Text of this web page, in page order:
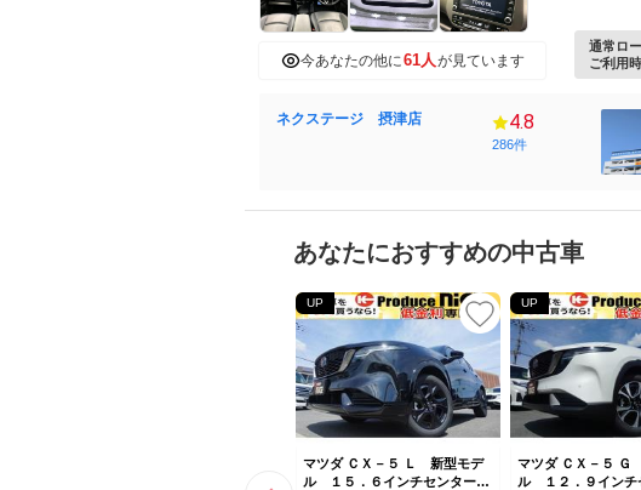
今あなたの他に61人が見ています
通常ロ
ご利用時
ネクステージ 摂津店 4.8
286件
あなたにおすすめの中古車
UP
マツダ ＣＸ－５ Ｌ 新型モデ
ル １５．６インチセンターデ
UP
マツダ ＣＸ－５ Ｇ
ル １２．９インチ